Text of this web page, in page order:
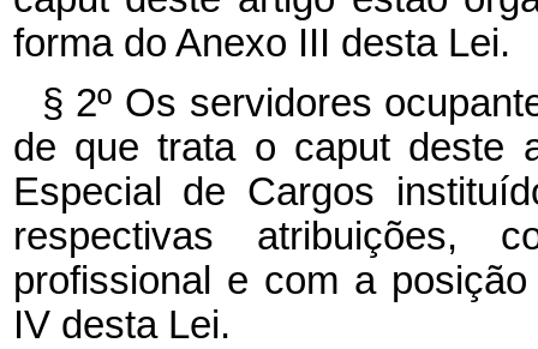
forma do Anexo III desta Lei.
§ 2º Os servidores
de que trata o caput deste
Especial de Cargos
respectivas atribuições,
profissional e com a
IV desta Lei.